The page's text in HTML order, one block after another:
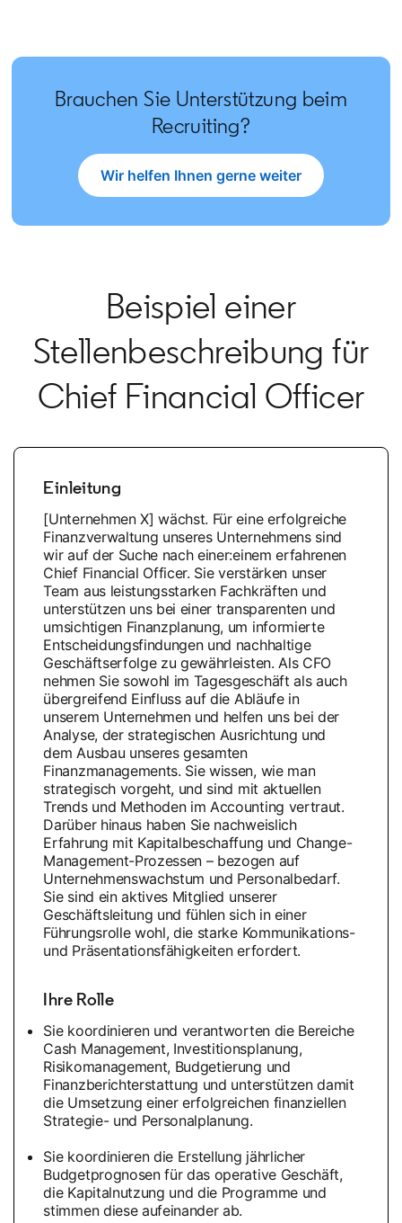
Brauchen Sie Unterstützung beim
Recruiting?
Wir helfen Ihnen gerne weiter
opens in a new tab
Beispiel einer
Stellenbeschreibung für
Chief Financial Officer
Einleitung
[Unternehmen X] wächst. Für eine erfolgreiche
Finanzverwaltung unseres Unternehmens sind
wir auf der Suche nach einer:einem erfahrenen
Chief Financial Officer. Sie verstärken unser
Team aus leistungsstarken Fachkräften und
unterstützen uns bei einer transparenten und
umsichtigen Finanzplanung, um informierte
Entscheidungsfindungen und nachhaltige
Geschäftserfolge zu gewährleisten. Als CFO
nehmen Sie sowohl im Tagesgeschäft als auch
übergreifend Einfluss auf die Abläufe in
unserem Unternehmen und helfen uns bei der
Analyse, der strategischen Ausrichtung und
dem Ausbau unseres gesamten
Finanzmanagements. Sie wissen, wie man
strategisch vorgeht, und sind mit aktuellen
Trends und Methoden im Accounting vertraut.
Darüber hinaus haben Sie nachweislich
Erfahrung mit Kapitalbeschaffung und Change-
Management-Prozessen – bezogen auf
Unternehmenswachstum und Personalbedarf.
Sie sind ein aktives Mitglied unserer
Geschäftsleitung und fühlen sich in einer
Führungsrolle wohl, die starke Kommunikations-
und Präsentationsfähigkeiten erfordert.
Ihre Rolle
Sie koordinieren und verantworten die Bereiche
Cash Management, Investitionsplanung,
Risikomanagement, Budgetierung und
Finanzberichterstattung und unterstützen damit
die Umsetzung einer erfolgreichen finanziellen
Strategie- und Personalplanung.
Sie koordinieren die Erstellung jährlicher
Budgetprognosen für das operative Geschäft,
die Kapitalnutzung und die Programme und
stimmen diese aufeinander ab.